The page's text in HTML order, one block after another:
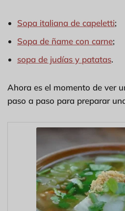
Sopa italiana de capeletti;
Sopa de ñame con carne;
sopa de judías y patatas.
Ahora es el momento de ver
paso a paso para preparar